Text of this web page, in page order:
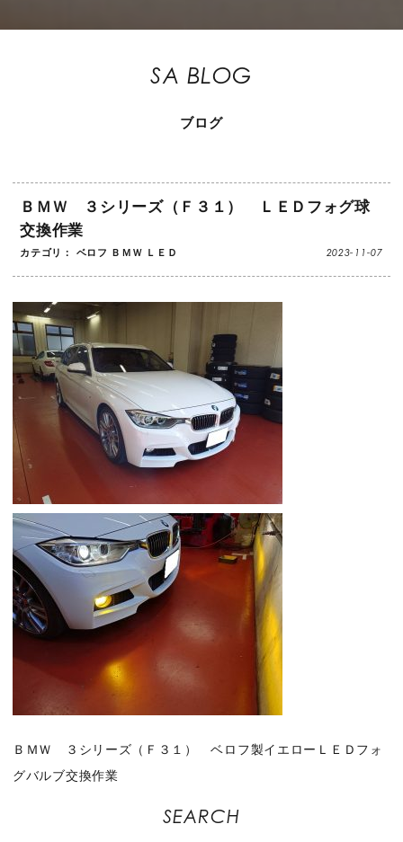
SA BLOG
ブログ
ＢＭＷ ３シリーズ（Ｆ３１） ＬＥＤフォグ球
交換作業
カテゴリ： ベロフ ＢＭＷ ＬＥＤ 2023-11-07
ＢＭＷ ３シリーズ（Ｆ３１） ベロフ製イエローＬＥＤフォ
グバルブ交換作業
SEARCH